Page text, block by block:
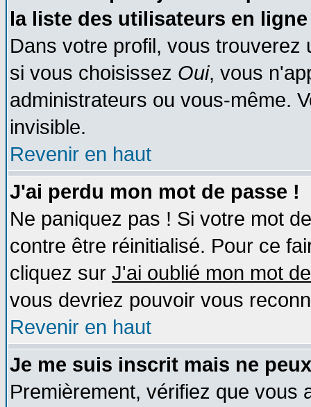
la liste des utilisateurs en
Dans votre profil, vous trouverez
si vous choisissez Oui, vous
administrateurs ou vous-même.
invisible.
Revenir en haut
J'ai perdu mon mot de passe !
Ne paniquez pas ! Si votre mot
contre être réinitialisé. Pour ce
cliquez sur J'ai oublié mon mot
vous devriez pouvoir vous
Revenir en haut
Je me suis inscrit mais ne
Premièrement, vérifiez que vous